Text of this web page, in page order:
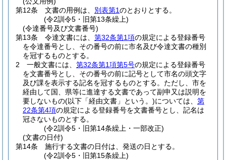
第12条
文書の用例は、 別表第1のとおりとする。
(令2訓令5・旧第13条繰上)
(令達番号及び文書番号)
第13条
令達文書には、 第32条第1項の規定による登録番号
を令達番号とし、その番号の前に市名及び令達文書の種別
を冠するものとする。
2
一般文書には、 第32条第1項第5号の規定による登録番号
を文書番号とし、その番号の前に記号として市名の頭文字
及び課を表示する記名を冠するものとする。 ただし、市を
経由して国、県等に進達する文書であって副申又は説明を
要しないもの(以下「経由文書」という。)については、 第
22条第4項の規定による登録番号を文書番号とし、記名は
冠さないものとする。
(令2訓令5・旧第14条繰上・一部改正)
(文書の日付)
第14条
施行する文書の日付は、発送の日とする。
(令2訓令5・旧第15条繰上)